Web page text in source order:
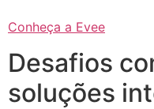
Conheça a Evee
Desafios
soluções